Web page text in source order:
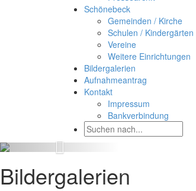
Schönebeck
Gemeinden / Kirche
Schulen / Kindergärten
Vereine
Weitere Einrichtungen
Bildergalerien
Aufnahmeantrag
Kontakt
Impressum
Bankverbindung
Bildergalerien